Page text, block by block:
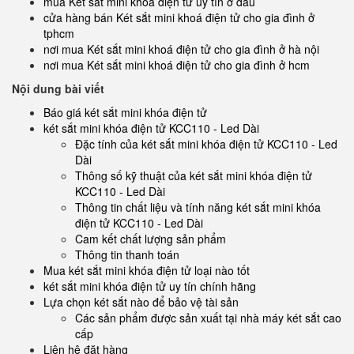
cửa hàng bán Két sắt mini khoá điện tử cho gia đình ở
tphcm
nơi mua Két sắt mini khoá điện tử cho gia đình ở hà nội
nơi mua Két sắt mini khoá điện tử cho gia đình ở hcm
Nội dung bài viết
Báo giá két sắt mini khóa điện tử
két sắt mini khóa điện tử KCC110 - Led Dài
Đặc tính của két sắt mini khóa điện tử KCC110 - Led
Dài
Thông số kỹ thuật của két sắt mini khóa điện tử
KCC110 - Led Dài
Thông tin chất liệu và tính năng két sắt mini khóa
điện tử KCC110 - Led Dài
Cam kết chất lượng sản phẩm
Thông tin thanh toán
Mua két sắt mini khóa điện tử loại nào tốt
két sắt mini khóa điện tử uy tín chính hãng
Lựa chọn két sắt nào để bảo vệ tài sản
Các sản phẩm được sản xuất tại nhà máy két sắt cao
cấp
Liên hệ đặt hàng